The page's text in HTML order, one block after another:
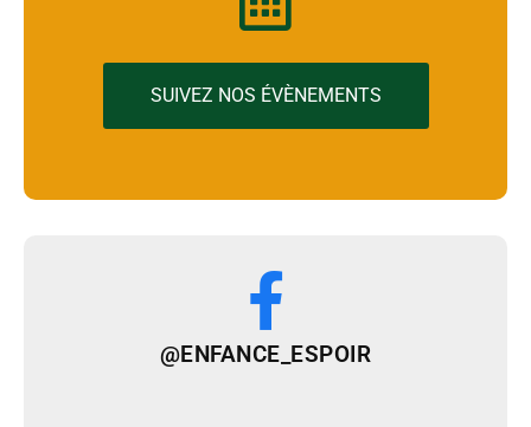
SUIVEZ NOS ÉVÈNEMENTS
@ENFANCE_ESPOIR